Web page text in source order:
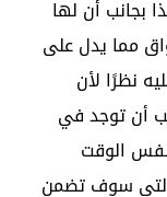
بجانب أن لها
مما يدل على
نظرًا لأن
أن توجد في
نفس الوقت
التي سوف تضمن